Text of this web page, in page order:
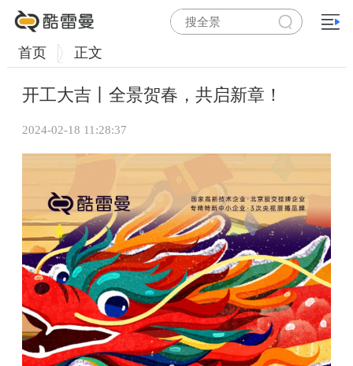
首页 正文
开工大吉丨全景贺春，共启新章！
2024-02-18 11:28:37